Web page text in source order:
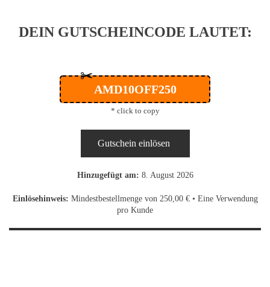
DEIN GUTSCHEINCODE LAUTET:
✂
AMD10OFF250
* click to copy
Gutschein einlösen
Hinzugefügt am: 8. August 2026
Einlösehinweis: Mindestbestellmenge von 250,00 € • Eine Verwendung
pro Kunde